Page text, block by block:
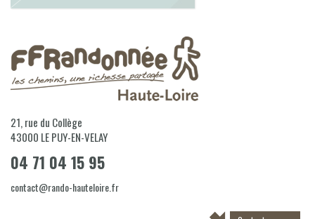
21, rue du Collège
43000 LE PUY-EN-VELAY
04 71 04 15 95
contact@rando-hauteloire.fr